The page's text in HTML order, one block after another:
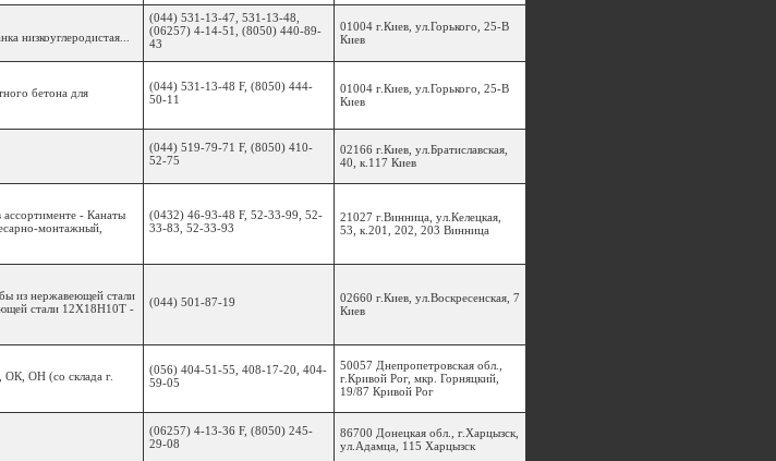
низкоуглеродистая...
(044) 531-13-47, 531-13-48,
(06257) 4-14-51, (8050) 440-89-
43
01004 г.Киев, ул.Горького, 25-В
Киев
бетона для
(044) 531-13-48 F, (8050) 444-
50-11
01004 г.Киев, ул.Горького, 25-В
Киев
(044) 519-79-71 F, (8050) 410-
52-75
02166 г.Киев, ул.Братиславская,
40, к.117 Киев
- Канаты
монтажный,
(0432) 46-93-48 F, 52-33-99, 52-
33-83, 52-33-93
21027 г.Винница, ул.Келецкая,
53, к.201, 202, 203 Винница
из нержавеющей стали
стали 12Х18Н10Т -
(044) 501-87-19
02660 г.Киев, ул.Воскресенская, 7
Киев
ОК, ОН (со склада г.
(056) 404-51-55, 408-17-20, 404-
59-05
50057 Днепропетровская обл.,
г.Кривой Рог, мкр. Горняцкий,
19/87 Кривой Рог
(06257) 4-13-36 F, (8050) 245-
29-08
86700 Донецкая обл., г.Харцызск,
ул.Адамца, 115 Харцызск